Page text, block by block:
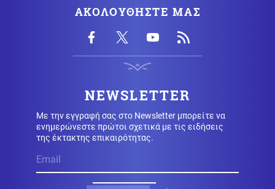
”Πίτμπουλ” και ”μπουλντόγκ” στα χέρια της ΕΛ.ΑΣ. – Οι
δύο ”σκληροί” της εγκληματικής οργάνωσης Έντικ
Αθλητισμός 08.08.2026 - 23:44
ΑΕΚ: Συγκίνηση στο φιλικό με την Athens Kallithea -
Πολιτική 08.08.2026 - 23:38
Κωνσταντοπούλου: Το έγκλημα των υποκλοπών
της
ΑΚΟΛΟΥΘΗΣΤΕ ΜΑΣ
NEWSLETTER
Με την εγγραφή σας στο Newsletter μπορείτε να
ενημερώνεστε πρώτοι σχετικά με τις ειδήσεις
της έκτακτης επικαιρότητας.